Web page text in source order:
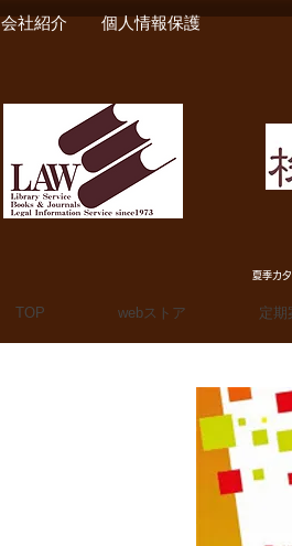
会社紹介 個人情報保護
夏季カ
TOP webストア 定期